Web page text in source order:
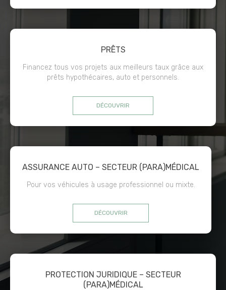
PRÊTS
Financez tous vos projets aux meilleurs taux grâce aux
prêts hypothécaires, auto et personnels.
DÉCOUVRIR
ASSURANCE AUTO – SECTEUR (PARA)MÉDICAL
Pour vos véhicules à usage professionnel ou mixte.
DÉCOUVRIR
PROTECTION JURIDIQUE – SECTEUR
(PARA)MÉDICAL